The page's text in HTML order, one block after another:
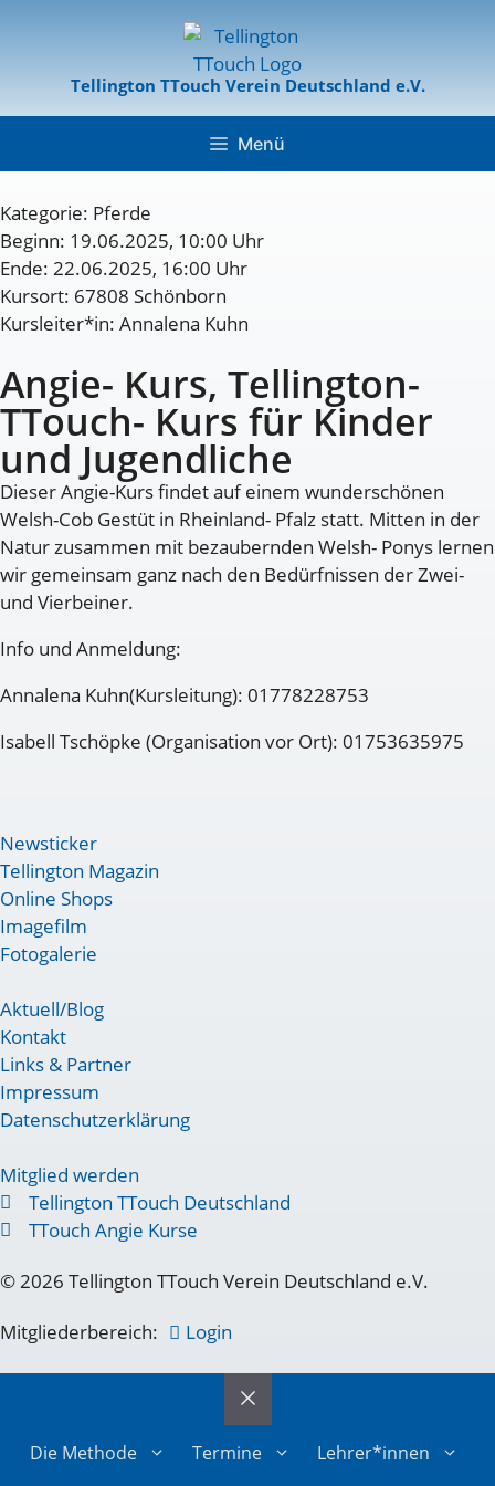
Tellington TTouch Verein Deutschland e.V.
Menü
Kategorie: Pferde
Beginn: 19.06.2025, 10:00 Uhr
Ende: 22.06.2025, 16:00 Uhr
Kursort: 67808 Schönborn
Kursleiter*in: Annalena Kuhn
Angie- Kurs, Tellington-
TTouch- Kurs für Kinder
und Jugendliche
Dieser Angie-Kurs findet auf einem wunderschönen
Welsh-Cob Gestüt in Rheinland- Pfalz statt. Mitten in der
Natur zusammen mit bezaubernden Welsh- Ponys lernen
wir gemeinsam ganz nach den Bedürfnissen der Zwei-
und Vierbeiner.
Info und Anmeldung:
Annalena Kuhn(Kursleitung): 01778228753
Isabell Tschöpke (Organisation vor Ort): 01753635975
Newsticker
Tellington Magazin
Online Shops
Imagefilm
Fotogalerie
Aktuell/Blog
Kontakt
Links & Partner
Impressum
Datenschutzerklärung
Mitglied werden
Tellington TTouch Deutschland
TTouch Angie Kurse
© 2026 Tellington TTouch Verein Deutschland e.V.
Mitgliederbereich:
Login
Die Methode Termine Lehrer*innen